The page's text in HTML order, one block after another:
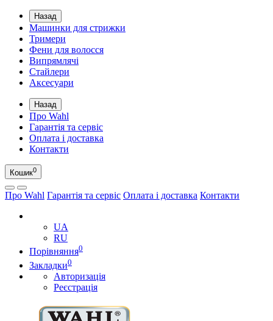
Назад
Машинки для стрижки
Тримери
Фени для волосся
Випрямлячі
Стайлери
Аксесуари
Назад
Про Wahl
Гарантія та сервіс
Оплата і доставка
Контакти
Кошик0
Про Wahl Гарантія та сервіс Оплата і доставка Контакти
UA
RU
Порівняння0
Закладки0
Авторизація
Реєстрація